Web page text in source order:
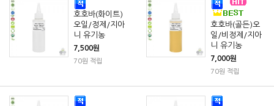
호호바(화이트)
오일/정제/지아
니 유기농
7,500원
70원 적립
호호바(골든)오
일/비정제/지아
니 유기농
7,000원
70원 적립